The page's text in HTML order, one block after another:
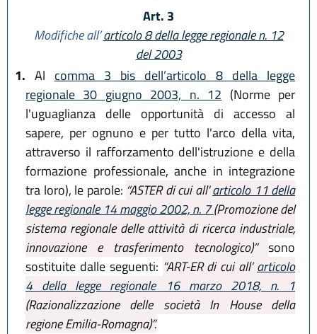
Art. 3
Modifiche all’articolo 8 della legge regionale n. 12
del 2003
1. Al comma 3 bis dell’articolo 8 della legge
regionale 30 giugno 2003, n. 12 (Norme per
l'uguaglianza delle opportunità di accesso al
sapere, per ognuno e per tutto l'arco della vita,
attraverso il rafforzamento dell'istruzione e della
formazione professionale, anche in integrazione
tra loro), le parole: “ASTER di cui all'articolo 11 della
legge regionale 14 maggio 2002, n. 7(Promozione del
sistema regionale delle attività di ricerca industriale,
innovazione e trasferimento tecnologico)” sono
sostituite dalle seguenti: “ART-ER di cui all’articolo
4 della legge regionale 16 marzo 2018, n. 1
(Razionalizzazione delle società In House della
regione Emilia-Romagna)”.